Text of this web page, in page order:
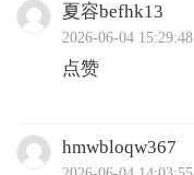
夏容befhk13
2026-06-04 15:29:48
点赞
hmwbloqw367